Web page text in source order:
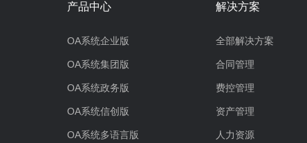
产品中心
OA系统企业版
OA系统集团版
OA系统政务版
OA系统信创版
OA系统多语言版
解决方案
全部解决方案
合同管理
费控管理
资产管理
人力资源